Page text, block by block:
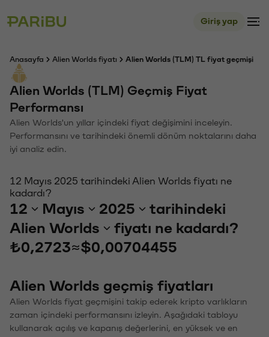
Giriş yap
Anasayfa Alien Worlds fiyatı Alien Worlds (TLM) TL fiyat geçmişi
Alien Worlds (TLM) Geçmiş Fiyat
Performansı
Alien Worlds'un yıllar içindeki fiyat değişimini inceleyin.
Performansını ve tarihindeki önemli dönüm noktalarını daha
iyi analiz edin.
12 Mayıs 2025 tarihindeki Alien Worlds fiyatı ne
kadardı?
12 Mayıs 2025
tarihindeki
Alien Worlds
fiyatı ne kadardı?
₺0,2723≈$0,00704455
Alien Worlds geçmiş fiyatları
Alien Worlds fiyat geçmişini takip ederek kripto varlıkların
zaman içindeki performansını izleyin. Aşağıdaki tabloyu
kullanarak açılış ve kapanış değerlerini, en yüksek ve en